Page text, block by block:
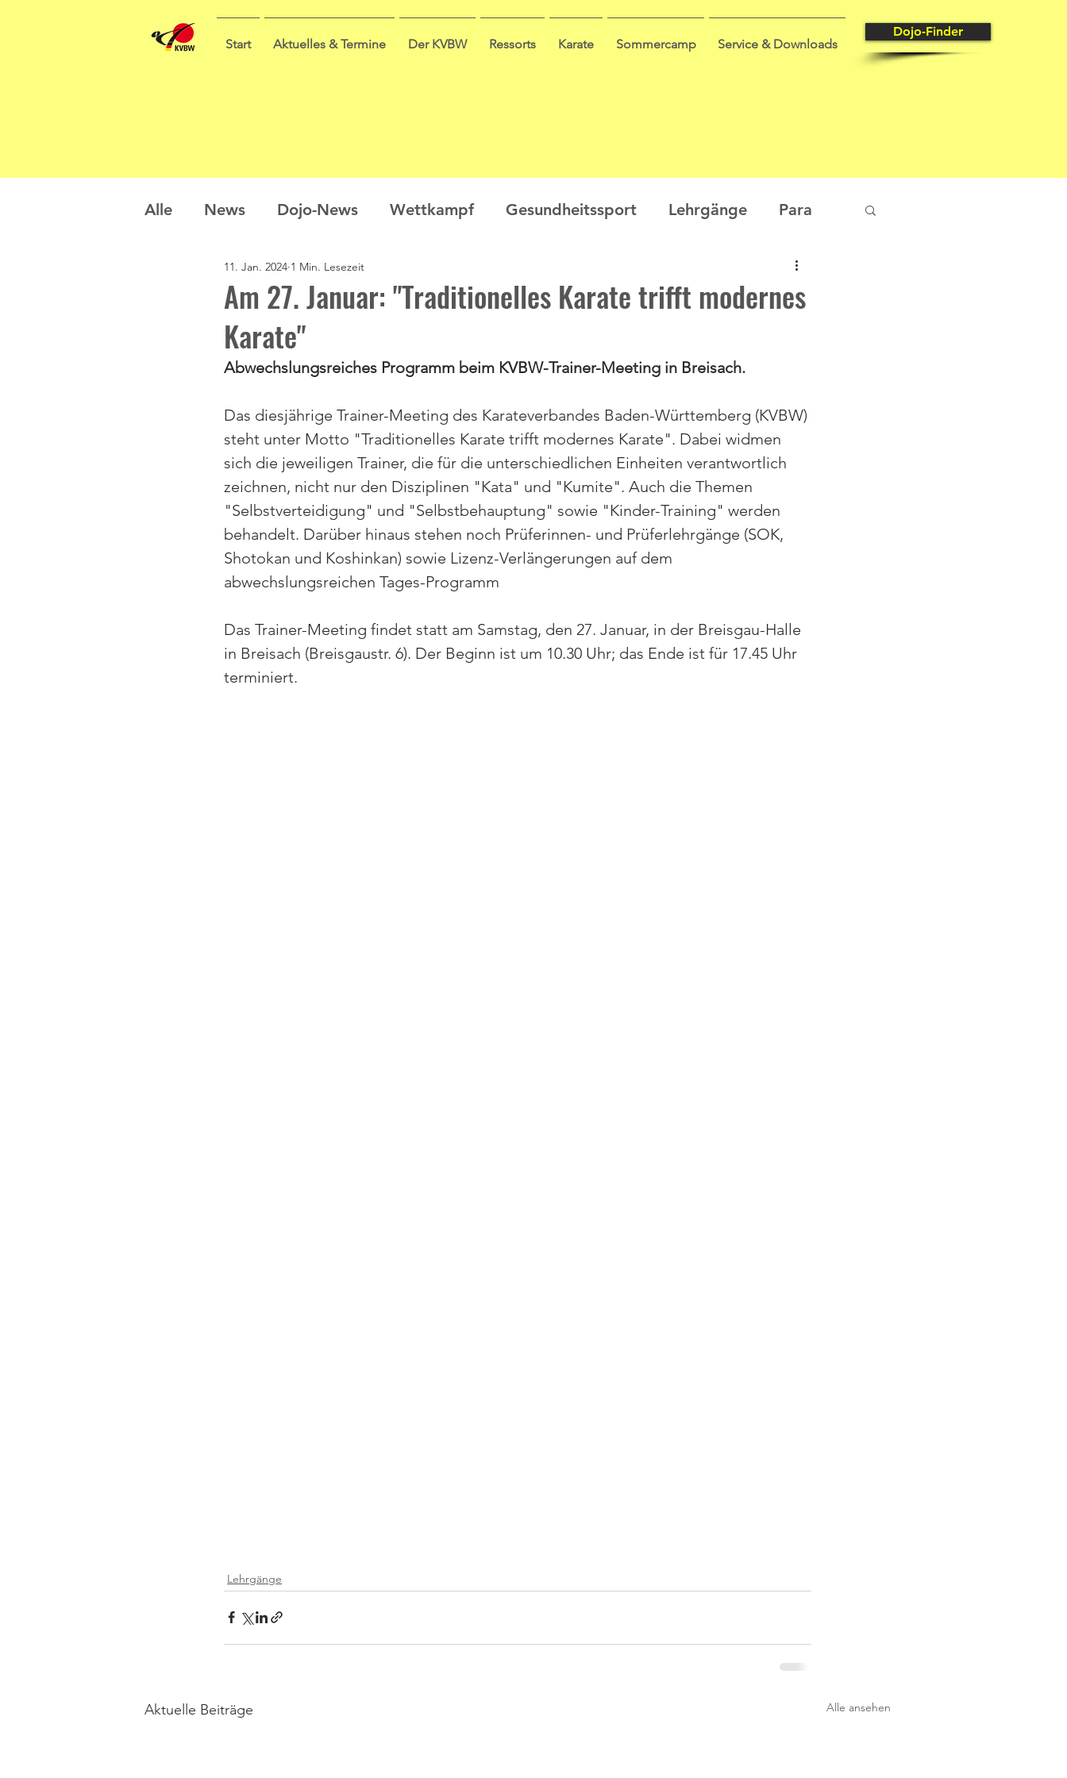
Start Aktuelles & Termine Der KVBW Ressorts Karate Sommercamp Service & Downloads
Dojo-Finder
Alle News Dojo-News Wettkampf Gesundheitssport Lehrgänge Para
Nachwuchs Prüfungen
Sommercamp
Am 27. Januar: "Traditionelles Karate trifft modernes
Karate"
11. Jan. 2024 1 Min. Lesezeit
Abwechslungsreiches Programm beim KVBW-Trainer-Meeting in Breisach.
Das diesjährige Trainer-Meeting des Karateverbandes Baden-Württemberg (KVBW)
steht unter Motto "Traditionelles Karate trifft modernes Karate". Dabei widmen
sich die jeweiligen Trainer, die für die unterschiedlichen Einheiten verantwortlich
zeichnen, nicht nur den Disziplinen "Kata" und "Kumite". Auch die Themen
"Selbstverteidigung" und "Selbstbehauptung" sowie "Kinder-Training" werden
behandelt. Darüber hinaus stehen noch Prüferinnen- und Prüferlehrgänge (SOK,
Shotokan und Koshinkan) sowie Lizenz-Verlängerungen auf dem
abwechslungsreichen Tages-Programm
Das Trainer-Meeting findet statt am Samstag, den 27. Januar, in der Breisgau-Halle
in Breisach (Breisgaustr. 6). Der Beginn ist um 10.30 Uhr; das Ende ist für 17.45 Uhr
terminiert.
Lehrgänge
Aktuelle Beiträge Alle ansehen